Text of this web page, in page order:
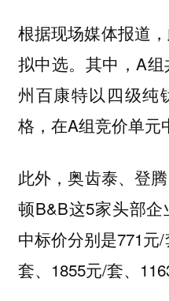
根据现场媒体报道
拟中选。其中，A
州百康特以四级纯
格，在A组竞价单元
此外，奥齿泰、登
顿B&B这5家头部
中标价分别是771元
套、1855元/套、